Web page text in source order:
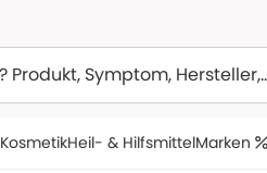
KosmetikHeil- & HilfsmittelMarken